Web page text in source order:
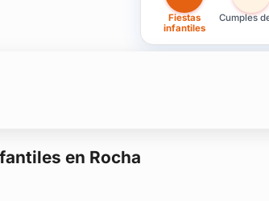
Fiestas
infantiles
Cumples
en Rocha
diseño, ubicación de la fiesta, y opción de
te ofrecen una amplia gama de propuestas